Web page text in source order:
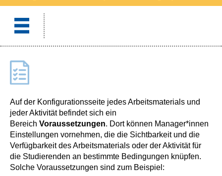
Auf der Konfigurationsseite jedes Arbeitsmaterials und
jeder Aktivität befindet sich ein
Bereich Voraussetzungen. Dort können Manager*innen
Einstellungen vornehmen, die die Sichtbarkeit und die
Verfügbarkeit des Arbeitsmaterials oder der Aktivität für
die Studierenden an bestimmte Bedingungen knüpfen.
Solche Voraussetzungen sind zum Beispiel: